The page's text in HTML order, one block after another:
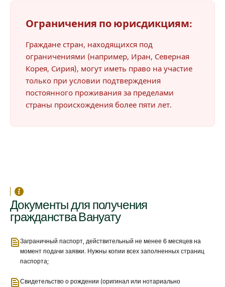
Ограничения по юрисдикциям:
Граждане стран, находящихся под
ограничениями (например, Иран, Северная
Корея, Сирия), могут иметь право на участие
только при условии подтверждения
постоянного проживания за пределами
страны происхождения более пяти лет.
Документы для получения
гражданства Вануату
Заграничный паспорт, действительный не менее 6 месяцев на
момент подачи заявки. Нужны копии всех заполненных страниц
паспорта;
Свидетельство о рождении (оригинал или нотариально